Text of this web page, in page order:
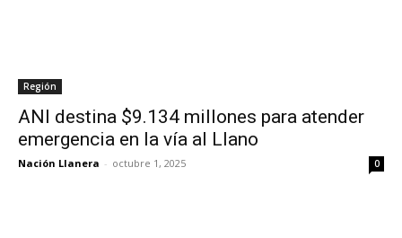
Región
ANI destina $9.134 millones para atender
emergencia en la vía al Llano
Nación Llanera - octubre 1, 2025 0